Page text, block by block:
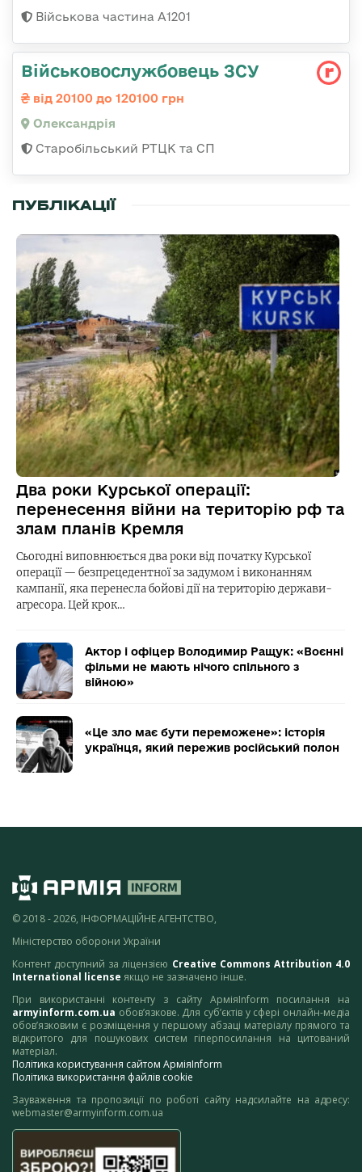
Військова частина А1201
Військовослужбовець ЗСУ
від 20100 до 120100 грн
Олександрія
Старобільський РТЦК та СП
ПУБЛІКАЦІЇ
Два роки Курської операції:
перенесення війни на територію рф та
злам планів Кремля
Сьогодні виповнюється два роки від початку Курської
операції — безпрецедентної за задумом і виконанням
кампанії, яка перенесла бойові дії на територію держави-
агресора. Цей крок…
Актор і офіцер Володимир Ращук: «Воєнні
фільми не мають нічого спільного з
війною»
«Це зло має бути переможене»: історія
українця, який пережив російський полон
© 2018 - 2026, ІНФОРМАЦІЙНЕ АГЕНТСТВО,
Міністерство оборони України
Контент доступний за ліцензією Creative Commons Attribution 4.0
International license якщо не зазначено інше.
При використанні контенту з сайту АрміяInform посилання на
armyinform.com.ua обов’язкове. Для суб’єктів у сфері онлайн-медіа
обов’язковим є розміщення у першому абзаці матеріалу прямого та
відкритого для пошукових систем гіперпосилання на цитований
матеріал.
Політика користування сайтом АрміяInform
Політика використання файлів cookie
Зауваження та пропозиції по роботі сайту надсилайте на адресу:
webmaster@armyinform.com.ua